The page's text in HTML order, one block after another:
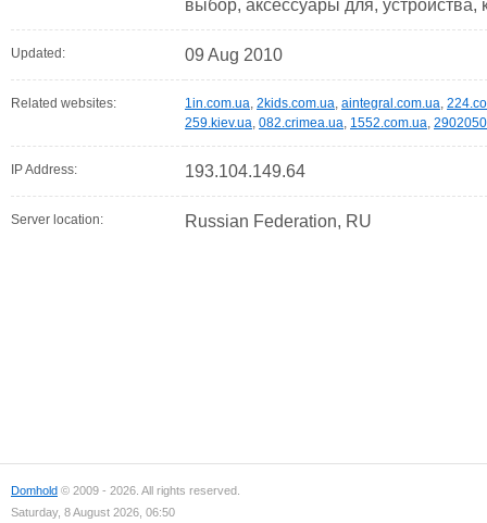
выбор, аксессуары для, устройства,
Updated: 09 Aug 2010
Related websites: 1in.com.ua, 2kids.com.ua, aintegral.com.ua,
259.kiev.ua, 082.crimea.ua, 1552.com.ua,
IP Address: 193.104.149.64
Server location: Russian Federation, RU
Domhold © 2009 - 2026. All rights reserved.
Saturday, 8 August 2026, 06:50